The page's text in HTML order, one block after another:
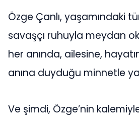
Özge Çanlı, yaşamındaki
savaşçı ruhuyla meydan
her anında, ailesine,
anına duyduğu minnetle
Ve şimdi, Özge’nin